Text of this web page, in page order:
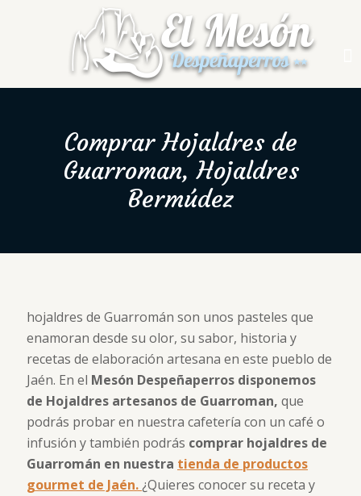
Comprar Hojaldres de
Guarroman, Hojaldres
Bermúdez
hojaldres de Guarromán son unos pasteles que
enamoran desde su olor, su sabor, historia y
recetas de elaboración artesana en este pueblo de
Jaén. En el Mesón Despeñaperros disponemos
de Hojaldres artesanos de Guarroman, que
podrás probar en nuestra cafetería con un café o
infusión y también podrás comprar hojaldres de
Guarromán en nuestra tienda de productos
gourmet de Jaén. ¿Quieres conocer su receta y